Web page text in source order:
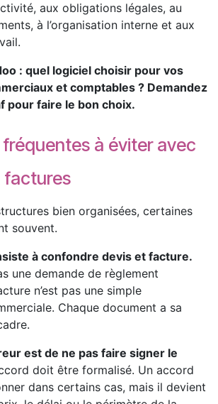
aux obligations légales, au
à l’organisation interne et aux
: quel logiciel choisir pour vos
et comptables ? Demandez
pour faire le bon choix.
fréquentes à éviter avec
factures
bien organisées, certaines
souvent.
à confondre devis et facture.
une demande de règlement
n’est pas une simple
Chaque document a sa
est de ne pas faire signer le
doit être formalisé. Un accord
dans certains cas, mais il devient